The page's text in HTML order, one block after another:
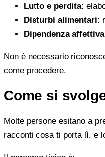
Lutto e perdita:
Disturbi alimentari:
Dipendenza affettiva
Non è necessario
come procedere.
Come si
Molte persone esitano a
racconti cosa ti porta lì, e